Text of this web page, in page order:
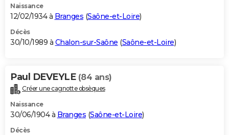
Naissance
12/02/1934 à Branges (Saône-et-Loire)
Décès
30/10/1989 à Chalon-sur-Saône (Saône-et-Loire)
Paul DEVEYLE (84 ans)
Créer une cagnotte obsèques
Naissance
30/06/1904 à Branges (Saône-et-Loire)
Décès